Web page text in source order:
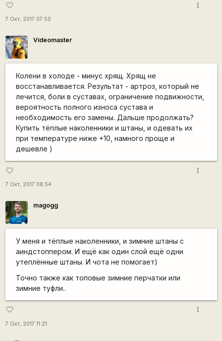
favorite_border
7 Окт, 2017 07:50
more_vert
Videomaster
Колени в холоде - минус хрящ. Хрящ не
восстанавливается. Результат - артроз, который не
лечится, боли в суставах, ограничение подвижности,
вероятность полного износа сустава и
необходимость его замены. Дальше продолжать?
Купить тёплые наколенники и штаны, и одевать их
при температуре ниже +10, намного проще и
дешевле )
favorite_border
7 Окт, 2017 08:54
more_vert
magogg
У меня и тёплые наколенники, и зимние штаны с
аиндстоппером. И ещё как один слой ещё одни
утеплённые штаны. И чота не помогает)
Точно также как топовые зимние перчатки или
зимние туфли..
favorite_border
7 Окт, 2017 11:21
more_vert